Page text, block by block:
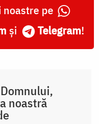
pe
și Telegram!
noastră